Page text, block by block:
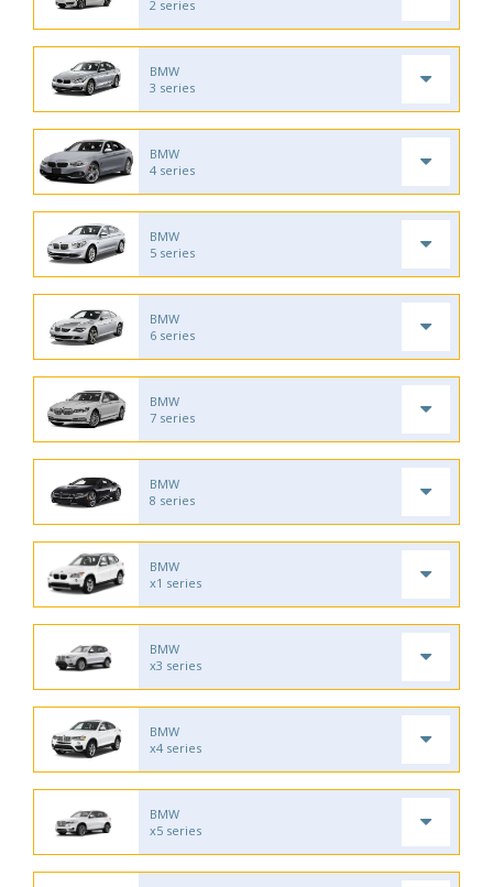
2 series
BMW
3 series
BMW
4 series
BMW
5 series
BMW
6 series
BMW
7 series
BMW
8 series
BMW
x1 series
BMW
x3 series
BMW
x4 series
BMW
x5 series